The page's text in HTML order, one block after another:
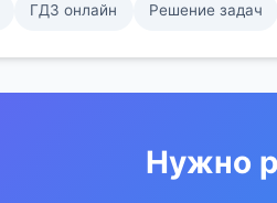
ГДЗ онлайн Решение задач
Нужно